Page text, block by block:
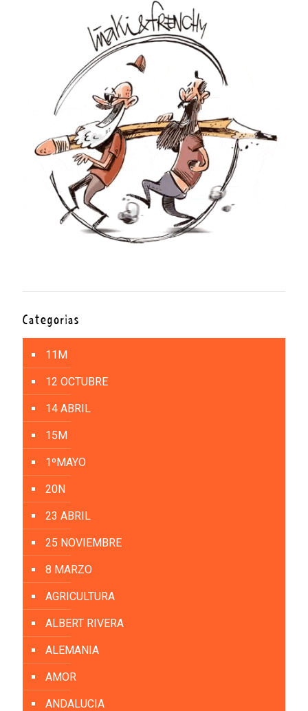
Categorías
11M
12 OCTUBRE
14 ABRIL
15M
1ºMAYO
20N
23 ABRIL
25 NOVIEMBRE
8 MARZO
AGRICULTURA
ALBERT RIVERA
ALEMANIA
AMOR
ANDALUCIA